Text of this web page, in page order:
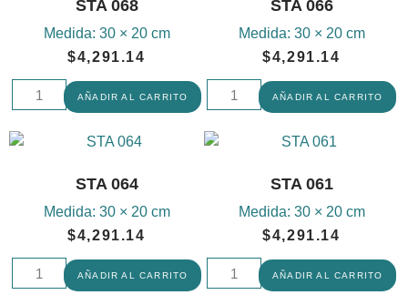
STA 068
Medida: 30 × 20 cm
$4,291.14
AÑADIR AL CARRITO
STA 066
Medida: 30 × 20 cm
$4,291.14
AÑADIR AL CARRITO
STA 064
Medida: 30 × 20 cm
$4,291.14
AÑADIR AL CARRITO
STA 061
Medida: 30 × 20 cm
$4,291.14
AÑADIR AL CARRITO